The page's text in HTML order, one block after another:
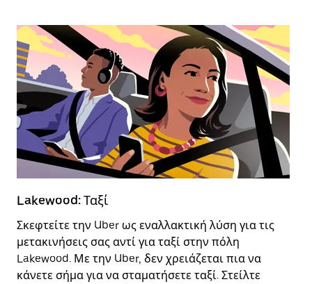
Lakewood: Ταξί
Σκεφτείτε την Uber ως εναλλακτική λύση για τις
μετακινήσεις σας αντί για ταξί στην πόλη
Lakewood. Με την Uber, δεν χρειάζεται πια να
κάνετε σήμα για να σταματήσετε ταξί. Στείλτε